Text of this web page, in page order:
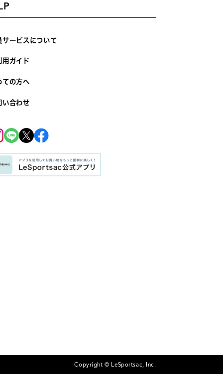
サービスについて
用ガイド
ての方へ
い合わせ
Copyright © LeSportsac, Inc.